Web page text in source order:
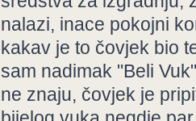
nalazi, inace pokojni
kakav je to čovjek bio
sam nadimak "Beli
ne znaju, čovjek je